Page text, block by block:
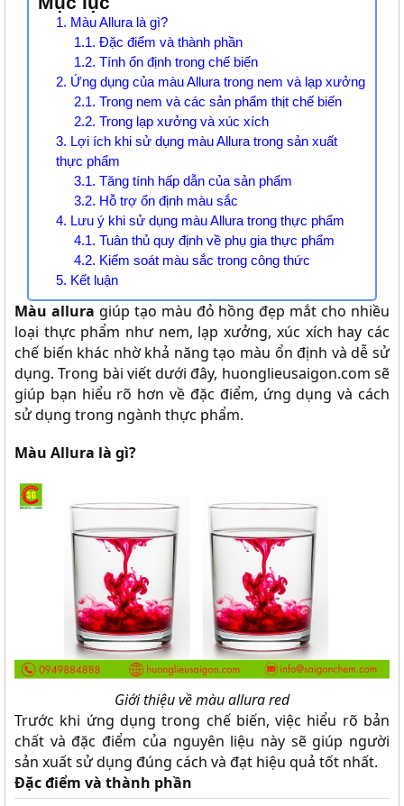
1. Màu Allura là gì?
1.1. Đặc điểm và thành phần
1.2. Tính ổn định trong chế biến
2. Ứng dụng của màu Allura trong nem và lạp xưởng
2.1. Trong nem và các sản phẩm thịt chế biến
2.2. Trong lạp xưởng và xúc xích
3. Lợi ích khi sử dụng màu Allura trong sản xuất
thực phẩm
3.1. Tăng tính hấp dẫn của sản phẩm
3.2. Hỗ trợ ổn định màu sắc
4. Lưu ý khi sử dụng màu Allura trong thực phẩm
4.1. Tuân thủ quy định về phụ gia thực phẩm
4.2. Kiểm soát màu sắc trong công thức
5. Kết luận
Màu allura giúp tạo màu đỏ hồng đẹp mắt cho nhiều
loại thực phẩm như nem, lạp xưởng, xúc xích hay các
chế biến khác nhờ khả năng tạo màu ổn định và dễ sử
dụng. Trong bài viết dưới đây, huonglieusaigon.com sẽ
giúp bạn hiểu rõ hơn về đặc điểm, ứng dụng và cách
sử dụng trong ngành thực phẩm.
Màu Allura là gì?
Giới thiệu về màu allura red
Trước khi ứng dụng trong chế biến, việc hiểu rõ bản
chất và đặc điểm của nguyên liệu này sẽ giúp người
sản xuất sử dụng đúng cách và đạt hiệu quả tốt nhất.
Đặc điểm và thành phần